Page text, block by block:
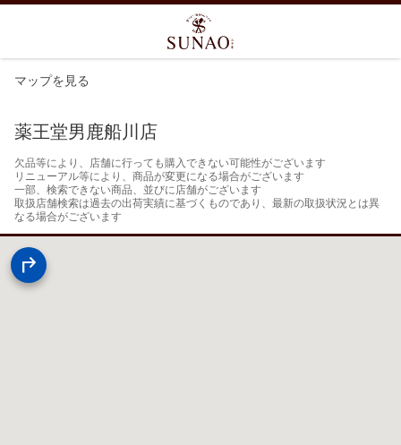
マップを見る
薬王堂男鹿船川店
欠品等により、店舗に行っても購入できない可能性がございます
リニューアル等により、商品が変更になる場合がございます
一部、検索できない商品、並びに店舗がございます
取扱店舗検索は過去の出荷実績に基づくものであり、最新の取扱状況とは異
なる場合がございます